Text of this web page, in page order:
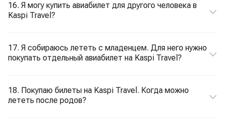
16. Я могу купить авиабилет для другого человека в
Kaspi Travel?
17. Я собираюсь лететь с младенцем. Для него нужно
покупать отдельный авиабилет на Kaspi Travel?
18. Покупаю билеты на Kaspi Travel. Когда можно
лететь после родов?